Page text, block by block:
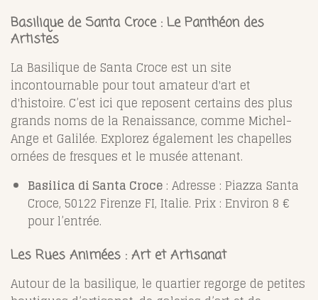
Basilique de Santa Croce : Le Panthéon des
Artistes
La Basilique de Santa Croce est un site
incontournable pour tout amateur d'art et
d'histoire. C’est ici que reposent certains des plus
grands noms de la Renaissance, comme Michel-
Ange et Galilée. Explorez également les chapelles
ornées de fresques et le musée attenant.
Basilica di Santa Croce : Adresse : Piazza Santa
Croce, 50122 Firenze FI, Italie. Prix : Environ 8 €
pour l’entrée.
Les Rues Animées : Art et Artisanat
Autour de la basilique, le quartier regorge de petites